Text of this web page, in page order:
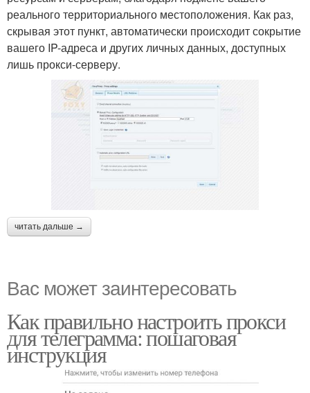
реального территориального местоположения. Как раз,
скрывая этот пункт, автоматически происходит сокрытие
вашего IP-адреса и других личных данных, доступных
лишь прокси-серверу.
читать дальше →
Вас может заинтересовать
Как правильно настроить прокси
для телеграмма: пошаговая
инструкция